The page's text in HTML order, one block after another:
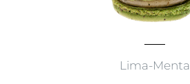
Lima-Menta